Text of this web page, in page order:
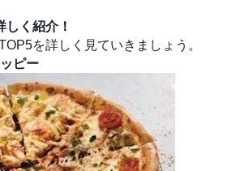
く紹介！
を詳しく見ていきましょう。
ピー